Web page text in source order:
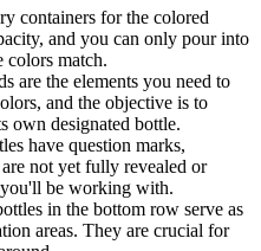
containers for the colored
and you can only pour into
match.
are the elements you need to
and the objective is to
own designated bottle.
have question marks,
not yet fully revealed or
you'll be working with.
in the bottom row serve as
areas. They are crucial for